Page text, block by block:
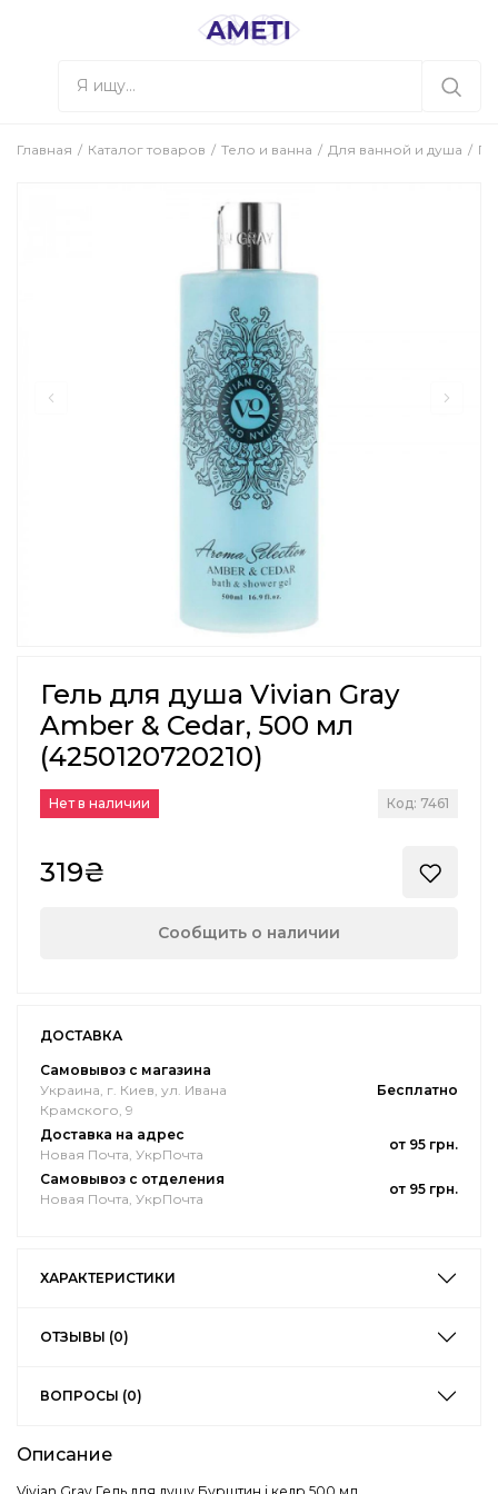
Главная Каталог товаров Тело и ванна Для ванной и душа
Гель для душа Vivian Gray
Amber & Cedar, 500 мл
(4250120720210)
Нет в наличии Код: 7461
319₴
Сообщить о наличии
ДОСТАВКА
Самовывоз с магазина
Украина, г. Киев, ул. Ивана
Крамского, 9
Бесплатно
Доставка на адрес
Новая Почта, УкрПочта
от 95 грн.
Самовывоз с отделения
Новая Почта, УкрПочта
от 95 грн.
ХАРАКТЕРИСТИКИ
ОТЗЫВЫ (0)
ВОПРОСЫ (0)
Описание